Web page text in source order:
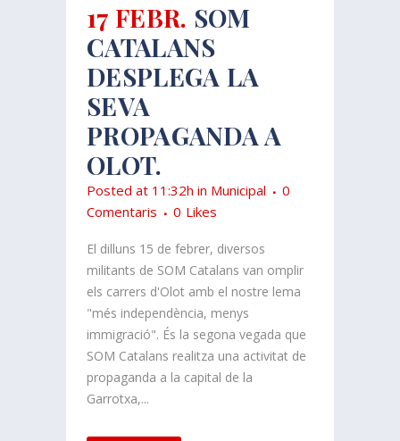
17 FEBR. SOM
CATALANS
DESPLEGA LA
SEVA
PROPAGANDA A
OLOT.
Posted at 11:32h in Municipal
0
Comentaris
0 Likes
El dilluns 15 de febrer, diversos
militants de SOM Catalans van omplir
els carrers d'Olot amb el nostre lema
"més independència, menys
immigració". És la segona vegada que
SOM Catalans realitza una activitat de
propaganda a la capital de la
Garrotxa,...